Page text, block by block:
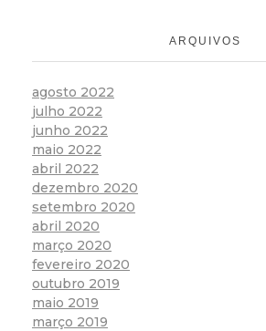
ARQUIVOS
agosto 2022
julho 2022
junho 2022
maio 2022
abril 2022
dezembro 2020
setembro 2020
abril 2020
março 2020
fevereiro 2020
outubro 2019
maio 2019
março 2019